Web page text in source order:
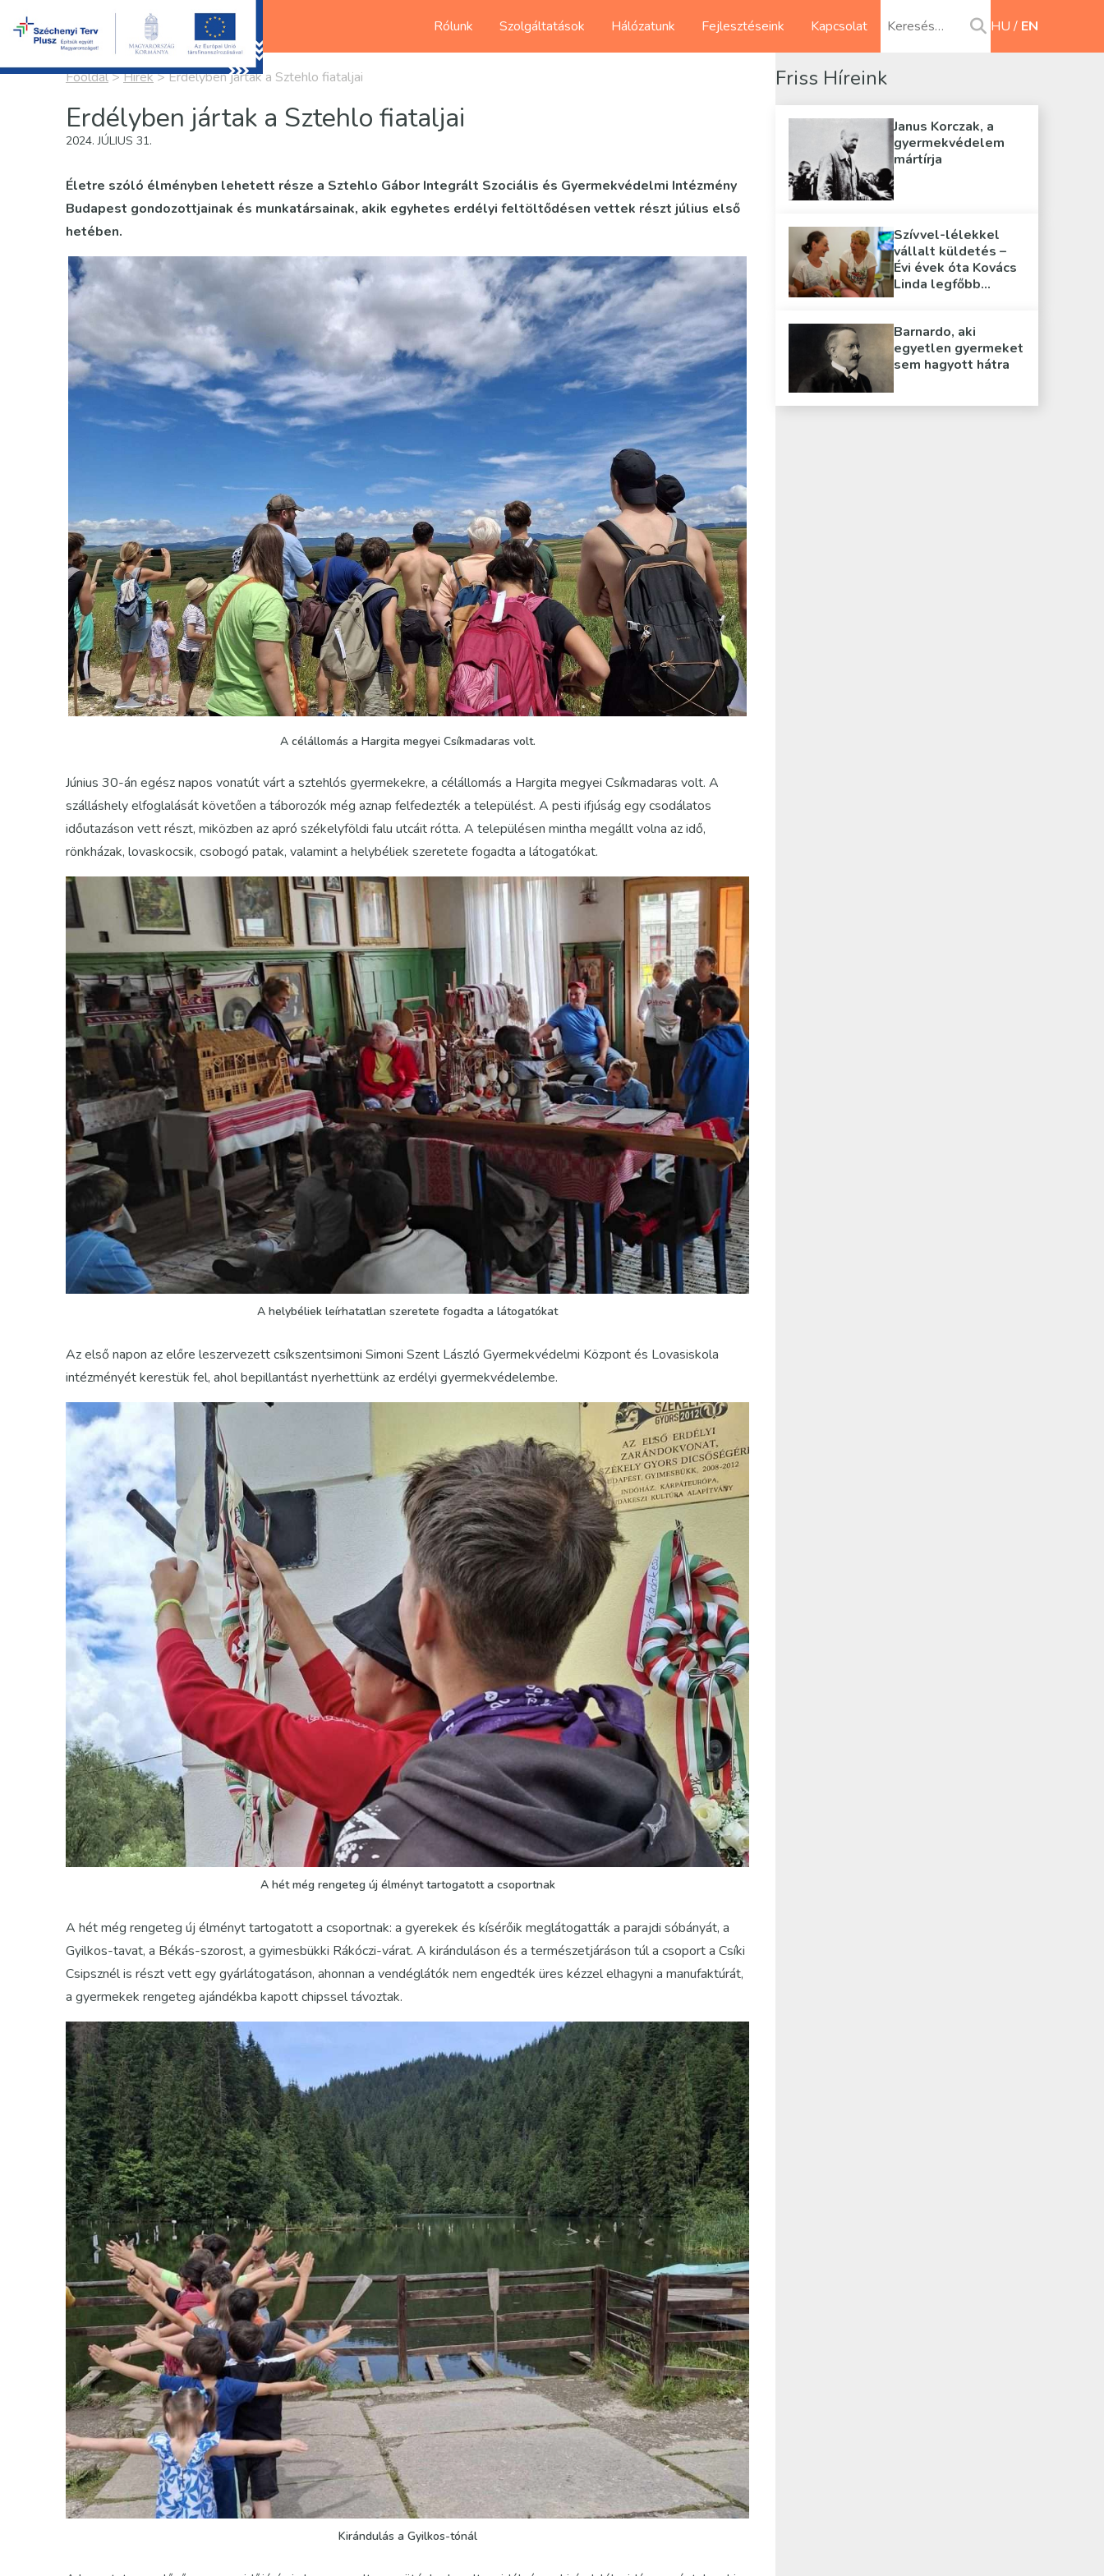
Rólunk Szolgáltatások Hálózatunk Fejlesztéseink Kapcsolat HU EN
Főoldal>Hírek>Erdélyben jártak a Sztehlo fiataljai
Erdélyben jártak a Sztehlo fiataljai
2024. JÚLIUS 31.
Életre szóló élményben lehetett része a Sztehlo Gábor Integrált Szociális és Gyermekvédelmi Intézmény
Budapest gondozottjainak és munkatársainak, akik egyhetes erdélyi feltöltődésen vettek részt július első
hetében.
A célállomás a Hargita megyei Csíkmadaras volt.
Június 30-án egész napos vonatút várt a sztehlós gyermekekre, a célállomás a Hargita megyei Csíkmadaras volt. A
szálláshely elfoglalását követően a táborozók még aznap felfedezték a települést. A pesti ifjúság egy csodálatos
időutazáson vett részt, miközben az apró székelyföldi falu utcáit rótta. A településen mintha megállt volna az idő,
rönkházak, lovaskocsik, csobogó patak, valamint a helybéliek szeretete fogadta a látogatókat.
A helybéliek leírhatatlan szeretete fogadta a látogatókat
Az első napon az előre leszervezett csíkszentsimoni Simoni Szent László Gyermekvédelmi Központ és Lovasiskola
intézményét kerestük fel, ahol bepillantást nyerhettünk az erdélyi gyermekvédelembe.
A hét még rengeteg új élményt tartogatott a csoportnak
A hét még rengeteg új élményt tartogatott a csoportnak: a gyerekek és kísérőik meglátogatták a parajdi sóbányát, a
Gyilkos-tavat, a Békás-szorost, a gyimesbükki Rákóczi-várat. A kiránduláson és a természetjáráson túl a csoport a Csíki
Csipsznél is részt vett egy gyárlátogatáson, ahonnan a vendéglátók nem engedték üres kézzel elhagyni a manufaktúrát,
a gyermekek rengeteg ajándékba kapott chipssel távoztak.
Kirándulás a Gyilkos-tónál
Friss Híreink
Janus Korczak, a
gyermekvédelem
mártírja
Szívvel-lélekkel
vállalt küldetés –
Évi évek óta Kovács
Linda legfőbb
Barnardo, aki
egyetlen gyermeket
sem hagyott hátra